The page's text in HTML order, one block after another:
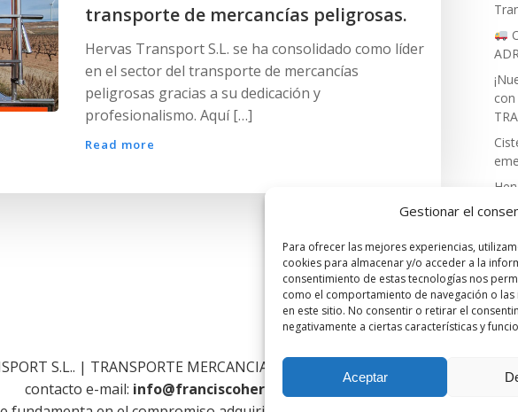
Gestionar el
Para ofrecer las mejores experiencias,
cookies para almacenar y/o acceder a la
consentimiento de estas tecnologías nos
como el comportamiento de navegación o
en este sitio. No consentir o retirar el
negativamente a ciertas características y
Aceptar
transporte de mercancías peligrosas.
Hervas Transport S.L. se ha consolidado como líder
en el sector del transporte de mercancías
peligrosas gracias a su dedicación y
profesionalismo. Aquí […]
Read more
con
S.L.. | TRANSPORTE MERCANCIAS NACIONAL INTERNACIONAL.|
contacto e-mail: info@franciscohervastransport.com